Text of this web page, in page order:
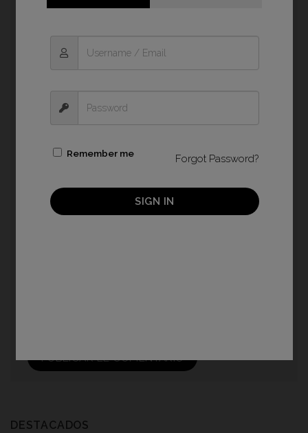
Nombre
DESTACADOS
Remember me Forgot Password?
SIGN IN